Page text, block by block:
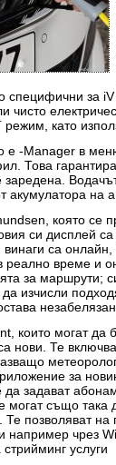
специфични за
чисто
като
-Manager в
Това
заредена.
акумулатора на
която се
си дисплей
винаги са
време и
за маршрути;
изчисли
незабелязан.
които могат да
нови. Те
за
да задават
могат също така
позволяват на
например чрез
услуги